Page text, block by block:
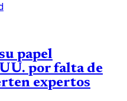
papel
por falta de
expertos